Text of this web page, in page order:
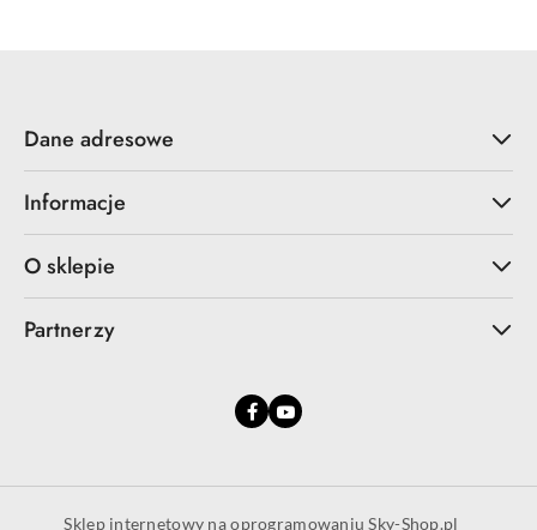
Dane adresowe
Informacje
O sklepie
Partnerzy
Sklep internetowy na oprogramowaniu Sky-Shop.pl